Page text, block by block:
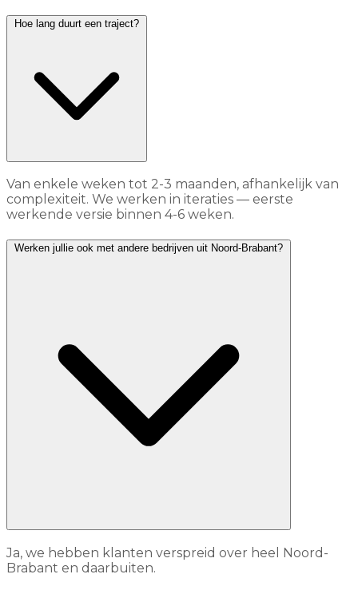
Hoe lang duurt een traject?
Van enkele weken tot 2-3 maanden, afhankelijk van
complexiteit. We werken in iteraties — eerste
werkende versie binnen 4-6 weken.
Werken jullie ook met andere bedrijven uit Noord-Brabant?
Ja, we hebben klanten verspreid over heel Noord-
Brabant en daarbuiten.